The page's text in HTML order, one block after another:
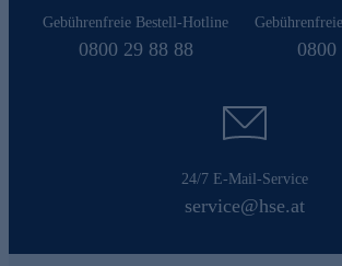
Gebührenfreie Bestell-Hotline
0800 29 88 88 0800
24/7 E-Mail-Service
service@hse.at